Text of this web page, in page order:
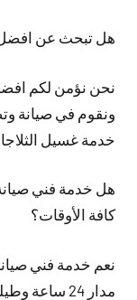
هل تبحث عن افضل
نحن نؤمن لكم
ونقوم في صيانة
خدمة غسيل
هل خدمة فني
كافة الأوقات؟
نعم خدمة فني
مدار 24